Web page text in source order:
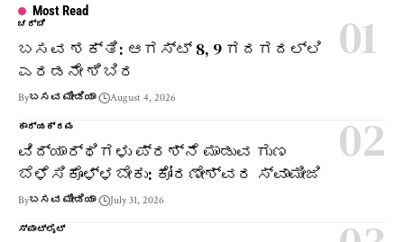
Most Read
ಚರ್ಚೆ
ಬಸವ ಶಕ್ತಿ: ಆಗಸ್ಟ್ 8, 9 ಗದಗದಲ್ಲಿ
ಎರಡನೇ ಶಿಬಿರ
Byಬಸವ ಮೀಡಿಯಾ August 4, 2026
ಕಾರ್ಯಕ್ರಮ
ವಿದ್ಯಾರ್ಥಿಗಳು ಪ್ರಶ್ನೆ ಮಾಡುವ ಗುಣ
ಬೆಳೆಸಿಕೊಳ್ಳಬೇಕು: ಕೋರಣೇಶ್ವರ ಸ್ವಾಮೀಜಿ
Byಬಸವ ಮೀಡಿಯಾ July 31, 2026
ಸ್ಪಾಟ್‌ಲೈಟ್